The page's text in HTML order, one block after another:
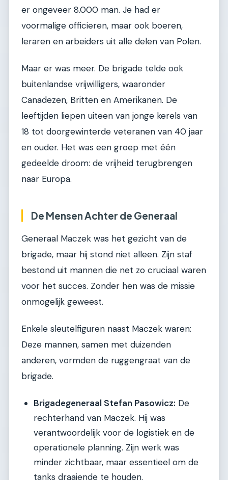
er ongeveer 8.000 man. Je had er
voormalige officieren, maar ook boeren,
leraren en arbeiders uit alle delen van Polen.
Maar er was meer. De brigade telde ook
buitenlandse vrijwilligers, waaronder
Canadezen, Britten en Amerikanen. De
leeftijden liepen uiteen van jonge kerels van
18 tot doorgewinterde veteranen van 40 jaar
en ouder. Het was een groep met één
gedeelde droom: de vrijheid terugbrengen
naar Europa.
De Mensen Achter de Generaal
Generaal Maczek was het gezicht van de
brigade, maar hij stond niet alleen. Zijn staf
bestond uit mannen die net zo cruciaal waren
voor het succes. Zonder hen was de missie
onmogelijk geweest.
Enkele sleutelfiguren naast Maczek waren:
Deze mannen, samen met duizenden
anderen, vormden de ruggengraat van de
brigade.
Brigadegeneraal Stefan Pasowicz: De
rechterhand van Maczek. Hij was
verantwoordelijk voor de logistiek en de
operationele planning. Zijn werk was
minder zichtbaar, maar essentieel om de
tanks draaiende te houden.